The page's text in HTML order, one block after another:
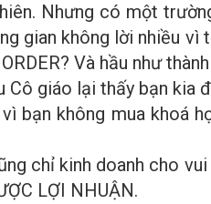
Nhưng có một
gian không lời nhiều
Và hầu như
Cô giáo lại thấy bạn kia
bạn không mua khoá
chỉ kinh doanh cho
LỢI NHUẬN.